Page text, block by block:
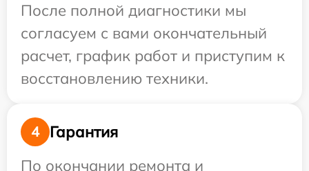
После полной диагностики мы
согласуем с вами окончательный
расчет, график работ и приступим к
восстановлению техники.
4
Гарантия
По окончании ремонта и